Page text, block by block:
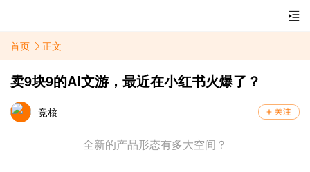
首页 正文
卖9块9的AI文游，最近在小红书火爆了？
竞核
​全新的产品形态有多大空间？